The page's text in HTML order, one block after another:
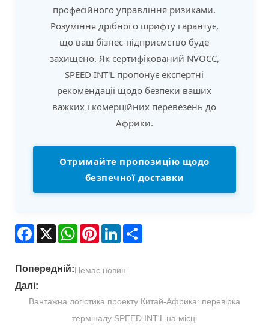
професійного управління ризиками.
Розуміння дрібного шрифту гарантує,
що ваш бізнес-підприємство буде
захищено. Як сертифікований NVOCC,
SPEED INT'L пропонує експертні
рекомендації щодо безпеки ваших
важких і комерційних перевезень до
Африки.
Отримайте пропозицію щодо
безпечної доставки
Facebook
X WhatsAppPinterestLinkedIn
Попередній:Немає новин
Далі:
Вантажна логістика проекту Китай-Африка: перевірка
терміналу SPEED INT'L на місці